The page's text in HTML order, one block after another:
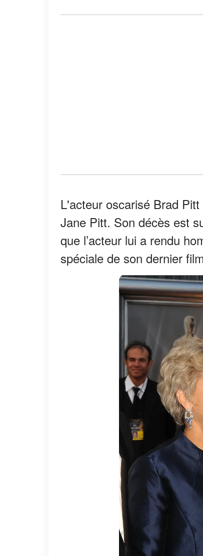
L'acteur oscarisé Brad
Jane Pitt. Son décès est
que l’acteur lui a rendu
spéciale de son dernier